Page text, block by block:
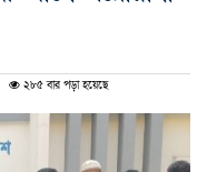
২৮৫ বার পড়া হয়েছে